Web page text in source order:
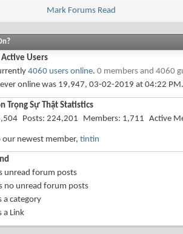
Mark Forums Read
Users
4060 users online. 0 members and 4060
online was 19,947, 03-02-2019 at 04:22 PM.
Trọng Sự Thật Statistics
Posts 224,201 Members 1,711 Active
our newest member, tintin
unread forum posts
no unread forum posts
a category
a Link